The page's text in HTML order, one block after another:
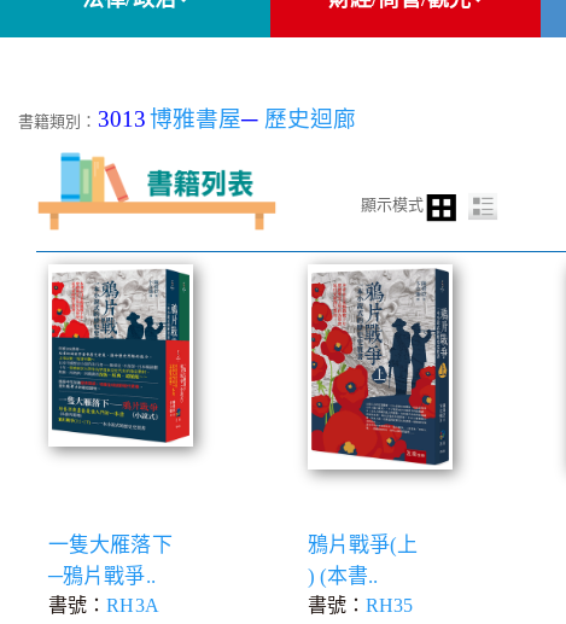
書籍類別： 3013博雅書屋─ 歷史迴廊
顯示模式
一隻大雁落下
─鴉片戰爭..
書號：RH3A
鴉片戰爭(上
) (本書..
書號：RH35